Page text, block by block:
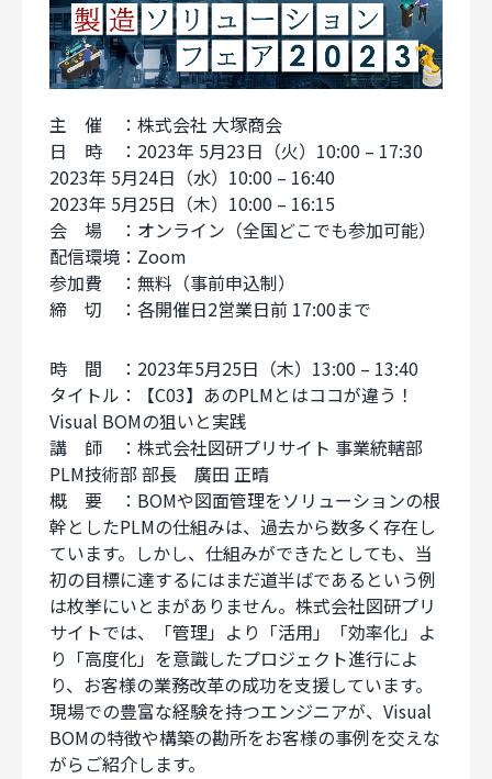
主 催 ：株式会社 大塚商会
日 時 ：2023年 5月23日（火）10:00 – 17:30
2023年 5月24日（水）10:00 – 16:40
2023年 5月25日（木）10:00 – 16:15
会 場 ：オンライン（全国どこでも参加可能）
配信環境：Zoom
参加費 ：無料（事前申込制）
締 切 ：各開催日2営業日前 17:00まで
時 間 ：2023年5月25日（木）13:00 – 13:40
タイトル：【C03】あのPLMとはココが違う！
Visual BOMの狙いと実践
講 師 ：株式会社図研プリサイト 事業統轄部
PLM技術部 部長 廣田 正晴
概 要 ：BOMや図面管理をソリューションの根
幹としたPLMの仕組みは、過去から数多く存在し
ています。しかし、仕組みができたとしても、当
初の目標に達するにはまだ道半ばであるという例
は枚挙にいとまがありません。株式会社図研プリ
サイトでは、「管理」より「活用」「効率化」よ
り「高度化」を意識したプロジェクト進行によ
り、お客様の業務改革の成功を支援しています。
現場での豊富な経験を持つエンジニアが、Visual
BOMの特徴や構築の勘所をお客様の事例を交えな
がらご紹介します。